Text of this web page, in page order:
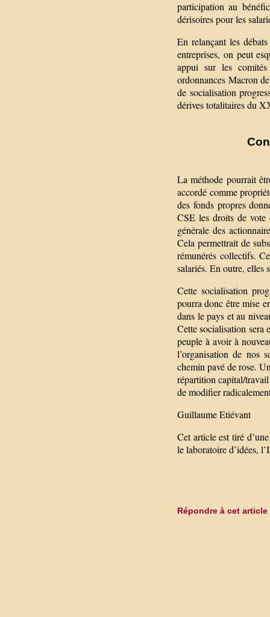
participation au
dérisoires pour les
En relançant les
entreprises, on peut
appui sur les comités
ordonnances Macron
de socialisation
dérives totalitaires du
La méthode pourrait
accordé comme
des fonds propres
CSE les droits de vote
générale des
Cela permettrait de
rémunérés collectifs.
salariés. En outre, elles
Cette socialisation
pourra donc être mise
dans le pays et au
Cette socialisation sera
peuple à avoir à
l’organisation de nos
chemin pavé de rose.
répartition capital/
de modifier
Guillaume Etiévant
Cet article est tiré
le laboratoire d’idées,
Répondre à cet article